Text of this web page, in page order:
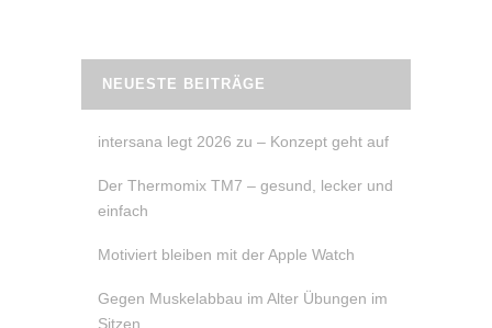
NEUESTE BEITRÄGE
intersana legt 2026 zu – Konzept geht auf
Der Thermomix TM7 – gesund, lecker und
einfach
Motiviert bleiben mit der Apple Watch
Gegen Muskelabbau im Alter Übungen im
Sitzen